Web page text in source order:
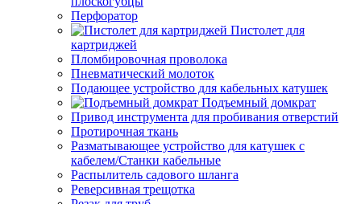
Перфоратор
Пистолет для
картриджей
Пломбировочная проволока
Пневматический молоток
Подающее устройство для кабельных катушек
Подъемный домкрат
Привод инструмента для пробивания отверстий
Протирочная ткань
Разматывающее устройство для катушек с
кабелем/Станки кабельные
Распылитель садового шланга
Реверсивная трещотка